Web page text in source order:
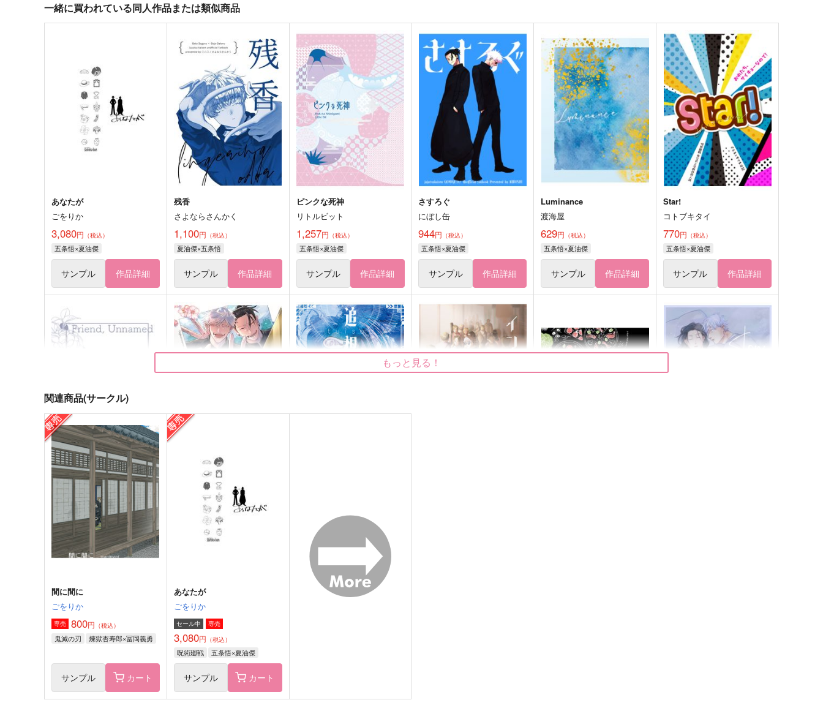
一緒に買われている同人作品または類似商品
あなたが
ごをりか
3,080円 （税込）
五条悟×夏油傑
サンプル 作品詳細
残香
さよならさんかく
1,100円 （税込）
夏油傑×五条悟
サンプル 作品詳細
ピンクな死神
リトルビット
1,257円 （税込）
五条悟×夏油傑
サンプル 作品詳細
さすろぐ
にぼし缶
944円 （税込）
五条悟×夏油傑
サンプル 作品詳細
Luminance
渡海屋
629円 （税込）
五条悟×夏油傑
サンプル 作品詳細
Star!
コトブキタイ
770円 （税込）
五条悟×夏油傑
サンプル 作品詳細
親友｜五夏
ヨモ
1,100 （税込）
五条悟×夏油傑
サンプル 作品詳細
ひかりの残像
（税込）
五条悟×夏油傑
サンプル
五条悟×夏油傑
サンプル 作品詳細
もっと見る！
関連商品(サークル)
間に間に
ごをりか
専売 800円 （税込）
鬼滅の刃 煉獄杏寿郎×冨岡義勇
サンプル カート
あなたが
ごをりか
セール中 専売
3,080円 （税込）
呪術廻戦 五条悟×夏油傑
サンプル カート